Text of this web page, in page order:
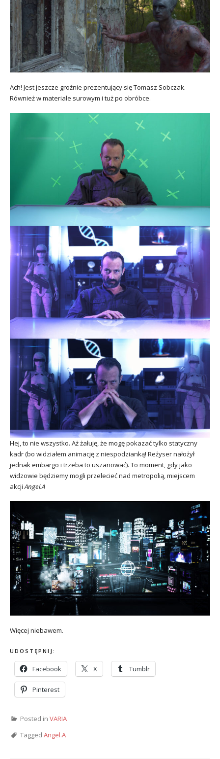
Ach! Jest jeszcze groźnie prezentujący się Tomasz Sobczak.
Również w materiale surowym i tuż po obróbce.
Hej, to nie wszystko. Aż żałuję, że mogę pokazać tylko statyczny
kadr (bo widziałem animację z niespodzianką! Reżyser nałożył
jednak embargo i trzeba to uszanować). To moment, gdy jako
widzowie będziemy mogli przelecieć nad metropolią, miejscem
akcjiAngel.A
Więcej niebawem.
UDOSTĘPNIJ:
Facebook X Tumblr
Pinterest
Posted in VARIA
Tagged Angel.A